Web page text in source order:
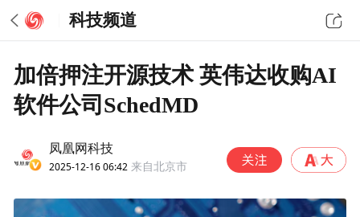
科技频道
加倍押注开源技术 英伟达收购AI
软件公司SchedMD
凤凰网科技
2025-12-16 06:42 来自北京市